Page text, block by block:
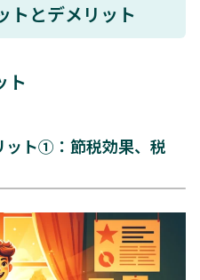
トとデメリット
ト
ット①：節税効果、税